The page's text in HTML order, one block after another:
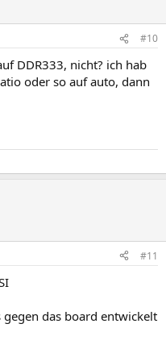
#10
DDR333, nicht? ich hab
oder so auf auto, dann
#11
das board entwickelt